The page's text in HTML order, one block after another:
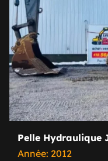
Pelle Hydraulique
Année: 2012